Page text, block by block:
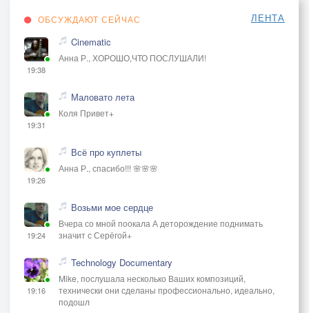
ОБСУЖДАЮТ СЕЙЧАС ЛЕНТА
19:38
Cinematic
Анна Р., ХОРОШО,ЧТО ПОСЛУШАЛИ!
19:31
Маловато лета
Коля Привет+
19:26
Всё про куплеты
Анна Р., спасибо!!! 🌸🌸🌸
19:24
Возьми мое сердце
Вчера со мной поокала А деторождение поднимать
значит с Серёгой+
19:16
Technology Documentary
Mike, послушала несколько Ваших композиций,
технически они сделаны профессионально, идеально,
подошл